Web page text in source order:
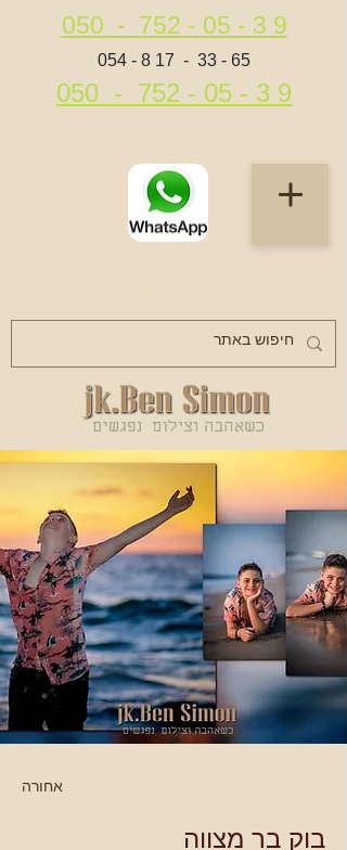
054 - 8 17 - 33 - 65
050 - 752 - 05 - 3 9
050 - 752 - 05 - 3 9
אחורה
בוק בר מצווה